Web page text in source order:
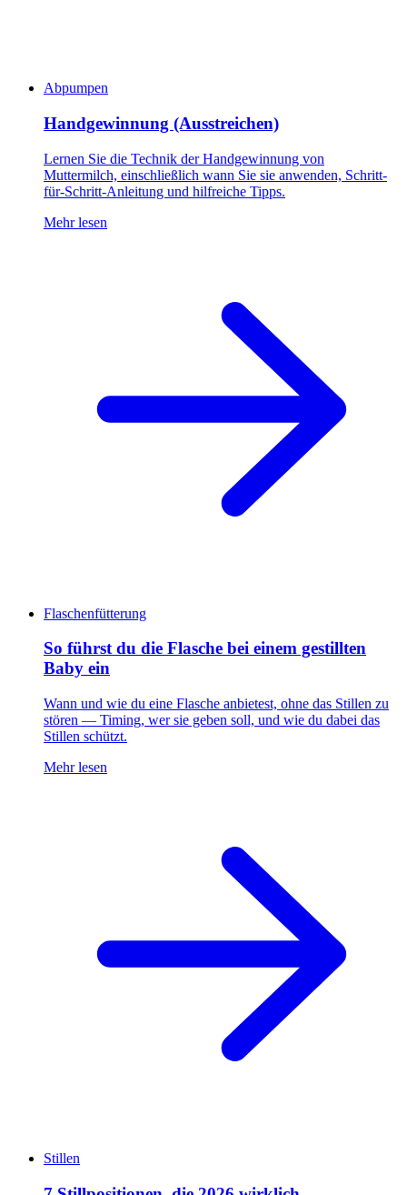
Abpumpen
Handgewinnung (Ausstreichen)
Lernen Sie die Technik der Handgewinnung von
Muttermilch, einschließlich wann Sie sie anwenden, Schritt-
für-Schritt-Anleitung und hilfreiche Tipps.
Mehr lesen
Flaschenfütterung
So führst du die Flasche bei einem gestillten
Baby ein
Wann und wie du eine Flasche anbietest, ohne das Stillen zu
stören — Timing, wer sie geben soll, und wie du dabei das
Stillen schützt.
Mehr lesen
Stillen